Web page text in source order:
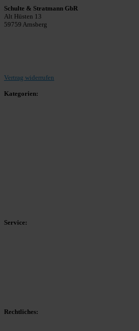
Schulte & Stratmann GbR
Alt Hüsten 13
59759 Arnsberg
Vertrag widerrufen
Kategorien:
Service:
Rechtliches: